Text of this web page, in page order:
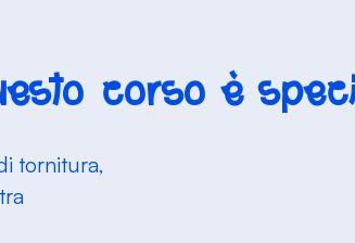
corso è
tornitura,